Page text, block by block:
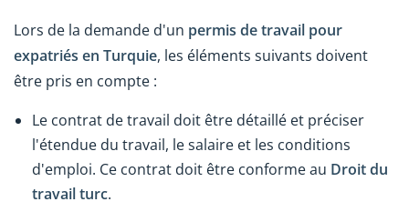
Lors de la demande d'un permis de travail pour
expatriés en Turquie, les éléments suivants doivent
être pris en compte :
Le contrat de travail doit être détaillé et préciser
l'étendue du travail, le salaire et les conditions
d'emploi. Ce contrat doit être conforme au Droit du
travail turc.